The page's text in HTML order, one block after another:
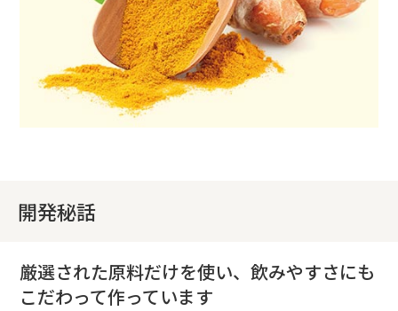
開発秘話
厳選された原料だけを使い、飲みやすさにも
こだわって作っています